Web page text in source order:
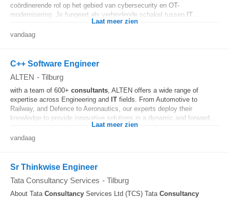
coördinerende rol op het gebied van cybersecurity en OT-
modernisering. Je fungeert als verbindende schakel tussen IT
Laat meer zien
vandaag
C++ Software Engineer
ALTEN - Tilburg
with a team of 600+ consultants, ALTEN offers a wide range of
expertise across Engineering and IT fields. From Automotive to
Railway, and Defence to Aeronautics, our experts deploy their
knowledge to provide innovative solutions in a dynamic and forward...
Laat meer zien
vandaag
Sr Thinkwise Engineer
Tata Consultancy Services - Tilburg
About Tata Consultancy Services Ltd (TCS) Tata Consultancy